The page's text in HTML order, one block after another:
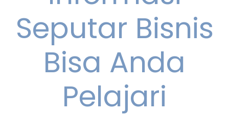
Seputar Bisnis
Bisa Anda
Pelajari